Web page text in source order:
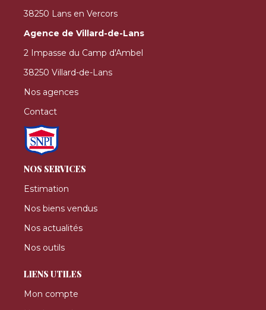
38250 Lans en Vercors
Agence de Villard-de-Lans
2 Impasse du Camp d'Ambel
38250 Villard-de-Lans
Nos agences
Contact
NOS SERVICES
Estimation
Nos biens vendus
Nos actualités
Nos outils
LIENS UTILES
Mon compte